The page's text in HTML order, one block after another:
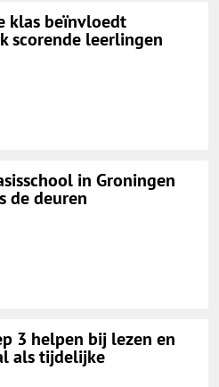
klas beïnvloedt
scorende leerlingen
in Groningen
de deuren
3 helpen bij lezen en
als tijdelijke